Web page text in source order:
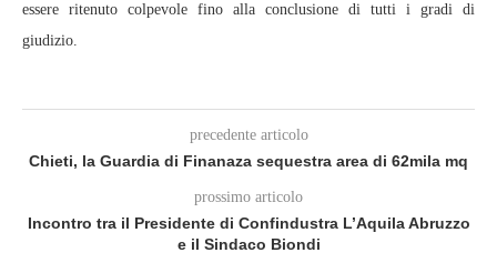
essere ritenuto colpevole fino alla conclusione di tutti i gradi di
giudizio.
precedente articolo
Chieti, la Guardia di Finanaza sequestra area di 62mila mq
prossimo articolo
Incontro tra il Presidente di Confindustra L’Aquila Abruzzo
e il Sindaco Biondi